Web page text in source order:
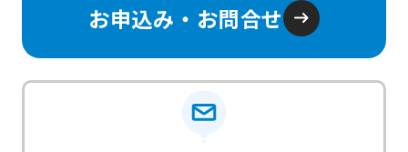
お申込み・お問合せ